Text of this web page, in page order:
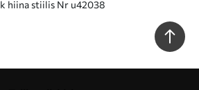
hiina stiilis Nr u42038